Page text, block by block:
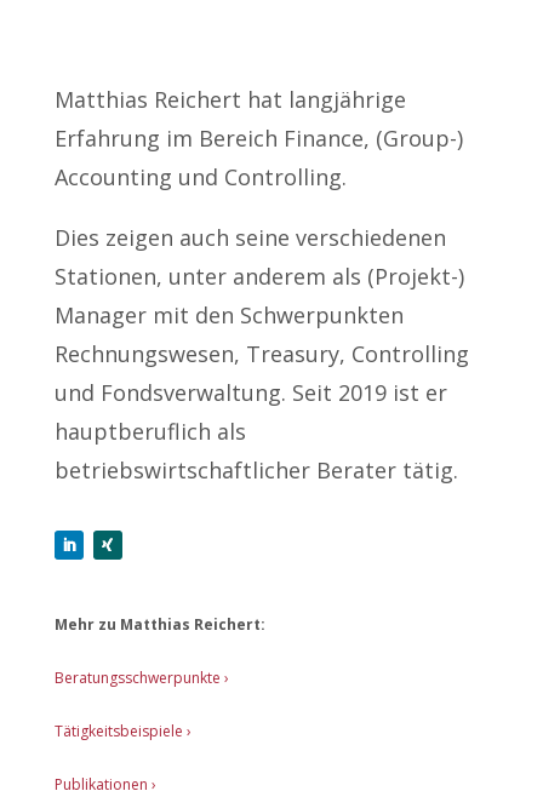
Matthias Reichert hat langjährige
Erfahrung im Bereich Finance, (Group-)
Accounting und Controlling.
Dies zeigen auch seine verschiedenen
Stationen, unter anderem als (Projekt-)
Manager mit den Schwerpunkten
Rechnungswesen, Treasury, Controlling
und Fondsverwaltung. Seit 2019 ist er
hauptberuflich als
betriebswirtschaftlicher Berater tätig.
Mehr zu Matthias Reichert:
Beratungsschwerpunkte ›
Tätigkeitsbeispiele ›
Publikationen ›